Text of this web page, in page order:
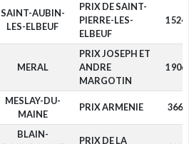
SAINT-AUBIN-
LES-ELBEUF
PRIX DE SAINT-
PIERRE-LES-
ELBEUF
1 524
MERAL
PRIX JOSEPH ET
ANDRE
MARGOTIN
1 906
MESLAY-DU-
MAINE
PRIX ARMENIE 366
BLAIN-
PRIX DE LA